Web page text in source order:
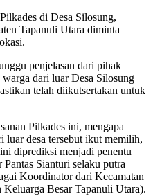
di Desa Silosung,
Tapanuli Utara diminta
penjelasan dari pihak
dari luar Desa Silosung
telah diikutsertakan untuk
Pilkades ini, mengapa
luar desa tersebut ikut memilih,
diprediksi menjadi penentu
Pantas Sianturi selaku putra
Koordinator dari Kecamatan
Besar Tapanuli Utara).